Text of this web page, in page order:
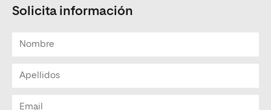
Solicita información